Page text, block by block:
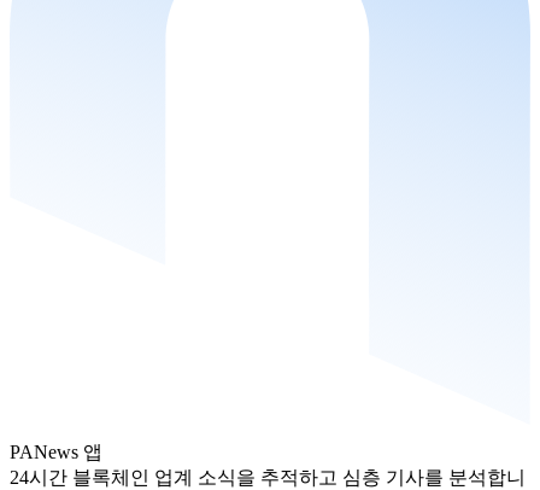
PANews 앱
24시간 블록체인 업계 소식을 추적하고 심층 기사를 분석합니